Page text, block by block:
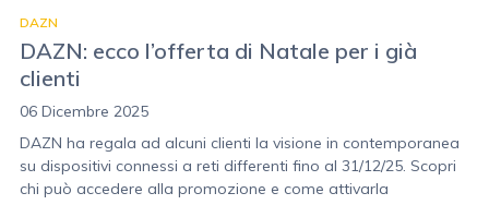
DAZN
DAZN: ecco l’offerta di Natale per i già
clienti
06 Dicembre 2025
DAZN ha regala ad alcuni clienti la visione in contemporanea
su dispositivi connessi a reti differenti fino al 31/12/25. Scopri
chi può accedere alla promozione e come attivarla